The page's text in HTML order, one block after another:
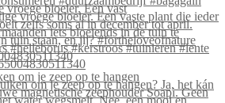
vroege bloeier. Een vast
om je zeep op te hangen